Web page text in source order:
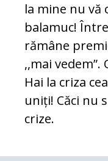
la mine nu vă
balamuc!
rămâne
,,mai vedem”.
Hai la criza
uniți! Căci nu
crize.